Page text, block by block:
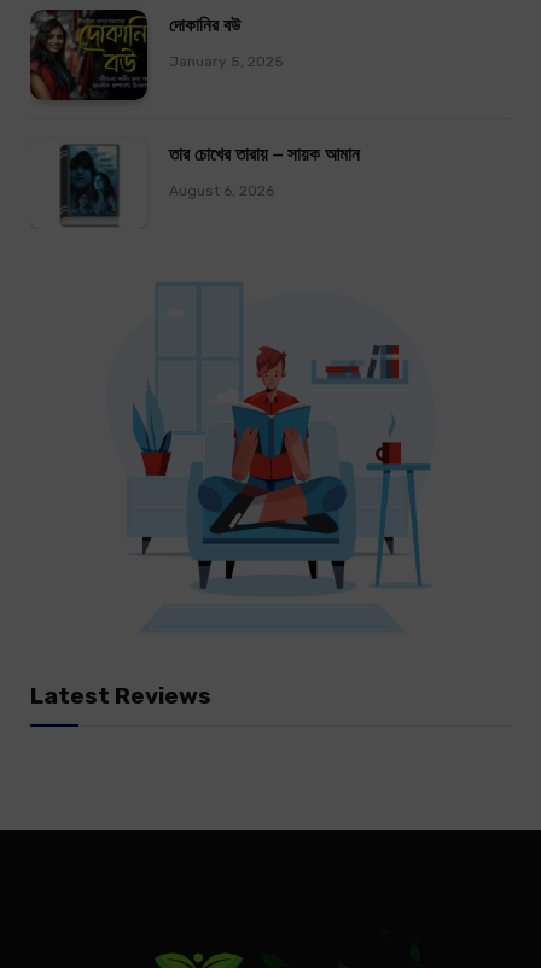
দোকানির বউ
January 5, 2025
তার চোখের তারায় – সায়ক আমান
August 6, 2026
Latest Reviews